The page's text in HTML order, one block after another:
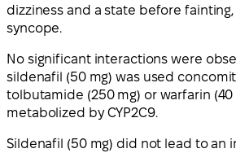
dizziness and a state before
syncope.
No significant interactions were
sildenafil (50 mg) was used
tolbutamide (250 mg) or warfarin (40
metabolized by CYP2C9.
Sildenafil (50 mg) did not lead to an